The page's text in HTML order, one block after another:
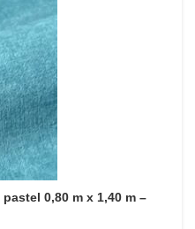
0,80 m x 1,40 m –